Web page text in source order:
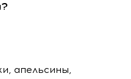
апельсины,